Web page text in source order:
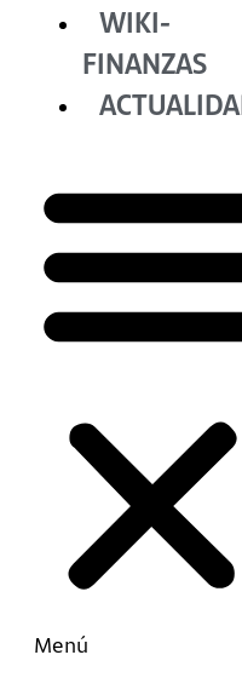
WIKI-
FINANZAS
Menú